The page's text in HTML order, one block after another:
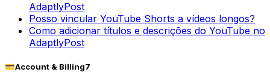
AdaptlyPost
Posso vincular YouTube Shorts a vídeos longos?
Como adicionar títulos e descrições do YouTube no
AdaptlyPost
💳Account & Billing7